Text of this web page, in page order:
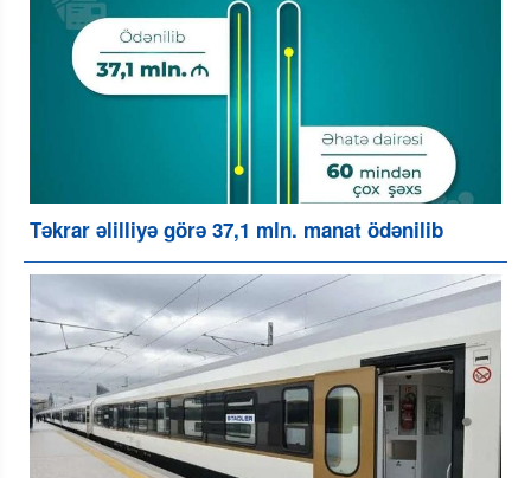
Təkrar əlilliyə görə 37,1 mln. manat ödənilib